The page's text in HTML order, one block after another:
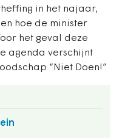
in het najaar,
hoe de minister
het geval deze
agenda verschijnt
“Niet Doen!”